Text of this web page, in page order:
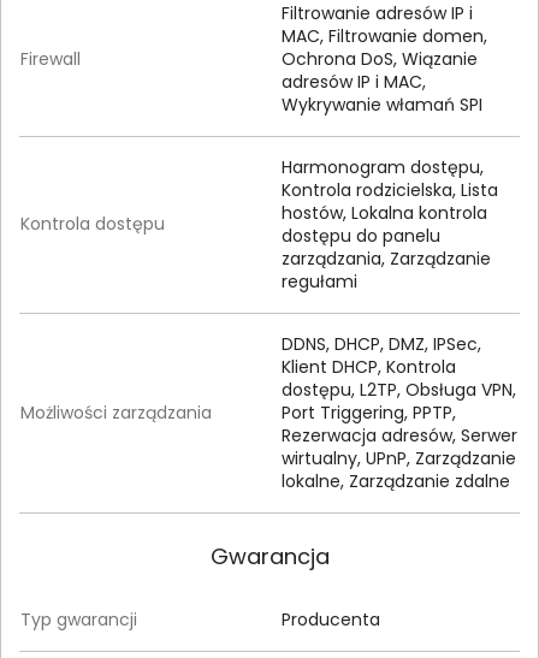
Firewall
Filtrowanie adresów IP i
MAC, Filtrowanie domen,
Ochrona DoS, Wiązanie
adresów IP i MAC,
Wykrywanie włamań SPI
Kontrola dostępu
Harmonogram dostępu,
Kontrola rodzicielska, Lista
hostów, Lokalna kontrola
dostępu do panelu
zarządzania, Zarządzanie
regułami
Możliwości zarządzania
DDNS, DHCP, DMZ, IPSec,
Klient DHCP, Kontrola
dostępu, L2TP, Obsługa VPN,
Port Triggering, PPTP,
Rezerwacja adresów, Serwer
wirtualny, UPnP, Zarządzanie
lokalne, Zarządzanie zdalne
Gwarancja
Typ gwarancji Producenta